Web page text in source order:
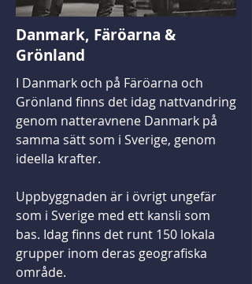
Danmark, Färöarna &
Grönland
I Danmark och på Färöarna och
Grönland finns det idag nattvandring
genom natteravnene Danmark på
samma sätt som i Sverige, genom
ideella krafter.
Uppbyggnaden är i övrigt ungefär
som i Sverige med ett kansli som
bas. Idag finns det runt 150 lokala
grupper inom deras geografiska
område.